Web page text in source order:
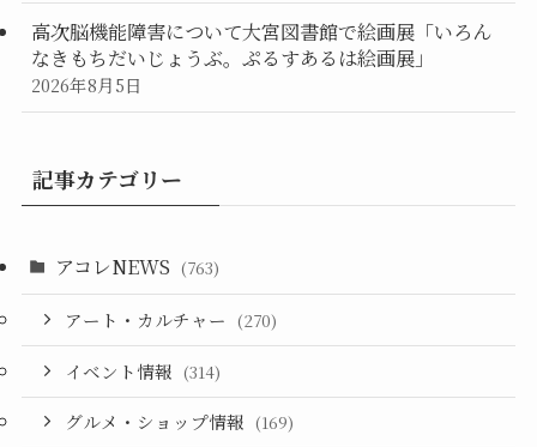
高次脳機能障害について大宮図書館で絵画展「いろん
なきもちだいじょうぶ。ぷるすあるは絵画展」
2026年8月5日
記事カテゴリー
アコレNEWS (763)
アート・カルチャー (270)
イベント情報 (314)
グルメ・ショップ情報 (169)